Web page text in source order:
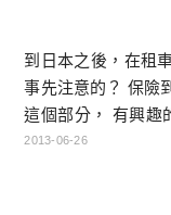
到日本之後，在租
事先注意的？ 保險
這個部分， 有興
好車子，請準時前
2013-06-26